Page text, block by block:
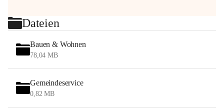
Dateien
Bauen & Wohnen
78,04 MB
Gemeindeservice
0,82 MB